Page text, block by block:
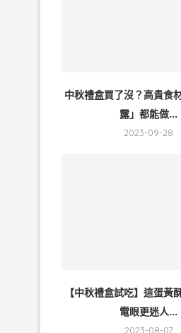
中秋禮盒買了沒？高貴食
露」都能做...
2023-09-28
【中秋禮盒試吃】這蛋黃
電眼更迷人...
2023-08-07